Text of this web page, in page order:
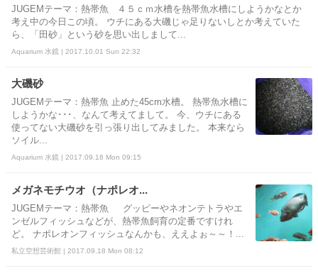
JUGEMテーマ：熱帯魚 ４５ｃｍ水槽を熱帯魚水槽にしようかなとか
考え中の今日この頃。 ウチにある大磯じゃ足りないしとか考えていた
ら、「田砂」という砂を思い出しまして...
Aquarium 水鏡 | 2017.10.01 Sun 22:32
大磯砂
JUGEMテーマ：熱帯魚 止めた45cm水槽。 熱帯魚水槽に
しようかな･･･、なんて考えてまして。 今、ウチにある
使ってない大磯砂を引っ張り出してみました。 本来なら
ソイル...
Aquarium 水鏡 | 2017.09.18 Mon 09:15
メガネモチウオ（ナポレオ...
JUGEMテーマ：熱帯魚 グッピーやネオンテトラやエ
ンゼルフィッシュなどが、熱帯魚飼育の定番ですけれ
ど。 ナポレオンフィッシュなんかも、ええよぉ～～！...
私立空想芸術館 | 2017.09.18 Mon 08:12